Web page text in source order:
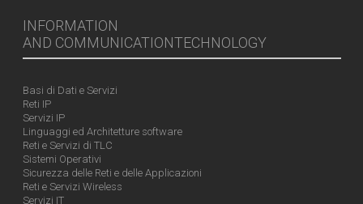
INFORMATION
AND COMMUNICATIONTECHNOLOGY
Basi di Dati e Servizi
Reti IP
Servizi IP
Linguaggi ed Architetture software
Reti e Servizi di TLC
Sistemi Operativi
Sicurezza delle Reti e delle Applicazioni
Reti e Servizi Wireless
Servizi IT